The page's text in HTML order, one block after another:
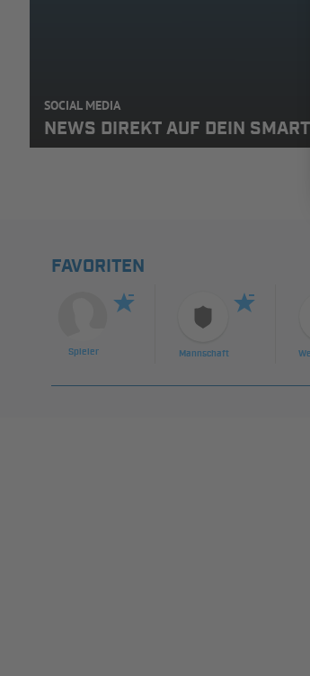
SOCIAL MEDIA
NEWS DIREKT AUF DEIN
FAVORITEN
Spieler Mannschaft